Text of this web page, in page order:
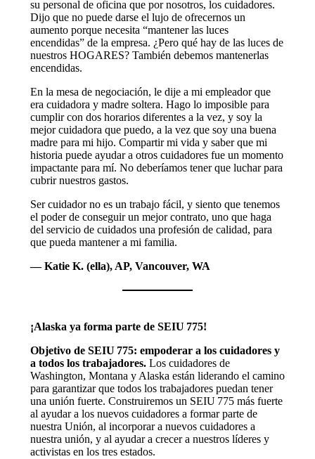
su personal de oficina que por nosotros, los cuidadores.
Dijo que no puede darse el lujo de ofrecernos un
aumento porque necesita “mantener las luces
encendidas” de la empresa. ¿Pero qué hay de las luces de
nuestros HOGARES? También debemos mantenerlas
encendidas.
En la mesa de negociación, le dije a mi empleador que
era cuidadora y madre soltera. Hago lo imposible para
cumplir con dos horarios diferentes a la vez, y soy la
mejor cuidadora que puedo, a la vez que soy una buena
madre para mi hijo. Compartir mi vida y saber que mi
historia puede ayudar a otros cuidadores fue un momento
impactante para mí. No deberíamos tener que luchar para
cubrir nuestros gastos.
Ser cuidador no es un trabajo fácil, y siento que tenemos
el poder de conseguir un mejor contrato, uno que haga
del servicio de cuidados una profesión de calidad, para
que pueda mantener a mi familia.
— Katie K. (ella), AP, Vancouver, WA
¡Alaska ya forma parte de SEIU 775!
Objetivo de SEIU 775: empoderar a los cuidadores y
a todos los trabajadores.Los cuidadores de
Washington, Montana y Alaska están liderando el camino
para garantizar que todos los trabajadores puedan tener
una unión fuerte. Construiremos un SEIU 775 más fuerte
al ayudar a los nuevos cuidadores a formar parte de
nuestra Unión, al incorporar a nuevos cuidadores a
nuestra unión, y al ayudar a crecer a nuestros líderes y
activistas en los tres estados.